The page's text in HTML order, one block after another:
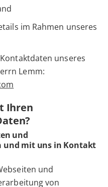
im Rahmen unseres
unseres
Lemm:
Ihren
und
mit uns in Kontakt
und
von